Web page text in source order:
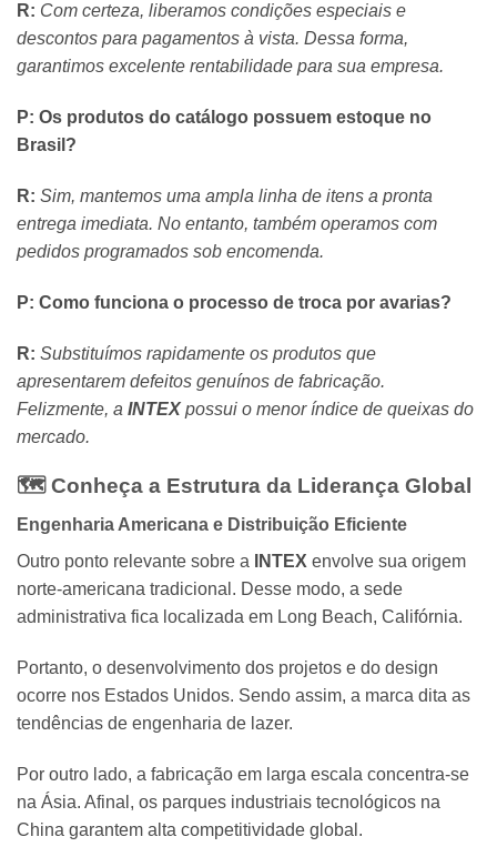
R: Com certeza, liberamos condições especiais e
descontos para pagamentos à vista. Dessa forma,
garantimos excelente rentabilidade para sua empresa.
P: Os produtos do catálogo possuem estoque no
Brasil?
R: Sim, mantemos uma ampla linha de itens a pronta
entrega imediata. No entanto, também operamos com
pedidos programados sob encomenda.
P: Como funciona o processo de troca por avarias?
R: Substituímos rapidamente os produtos que
apresentarem defeitos genuínos de fabricação.
Felizmente, a INTEXpossui o menor índice de queixas do
mercado.
🗺️ Conheça a Estrutura da Liderança Global
Engenharia Americana e Distribuição Eficiente
Outro ponto relevante sobre a
INTEX envolve sua origem
norte-americana tradicional. Desse modo, a sede
administrativa fica localizada em Long Beach, Califórnia.
Portanto, o desenvolvimento dos projetos e do design
ocorre nos Estados Unidos. Sendo assim, a marca dita as
tendências de engenharia de lazer.
Por outro lado, a fabricação em larga escala concentra-se
na Ásia. Afinal, os parques industriais tecnológicos na
China garantem alta competitividade global.